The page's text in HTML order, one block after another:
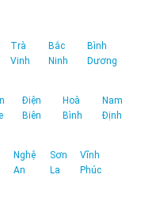
Trà
Vinh
Bắc
Ninh
Bình
Dương
Điện
Biên
Hoà
Bình
Nam
Định
Nghệ
An
Sơn
La
Vĩnh
Phúc